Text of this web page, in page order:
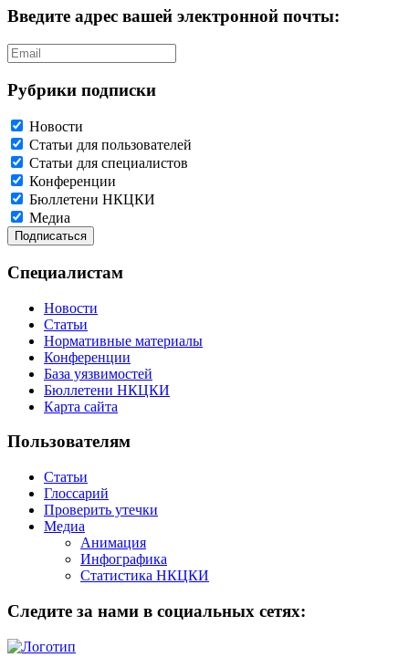
Введите адрес вашей электронной почты:
Рубрики подписки
Новости
Статьи для пользователей
Статьи для специалистов
Конференции
Бюллетени НКЦКИ
Медиа
Специалистам
Новости
Статьи
Нормативные материалы
Конференции
База уязвимостей
Бюллетени НКЦКИ
Карта сайта
Пользователям
Статьи
Глоссарий
Проверить утечки
Медиа
Анимация
Инфографика
Статистика НКЦКИ
Следите за нами в социальных сетях: